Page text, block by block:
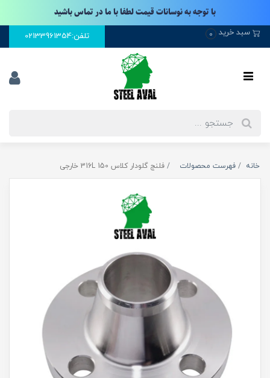
با توجه به نوسانات قیمت لطفا با ما در تماس باشید
سبد خرید 0 تلفن:02133961354
خانه فهرست محصولات فلنج گلودار کلاس 150 316L خارجی